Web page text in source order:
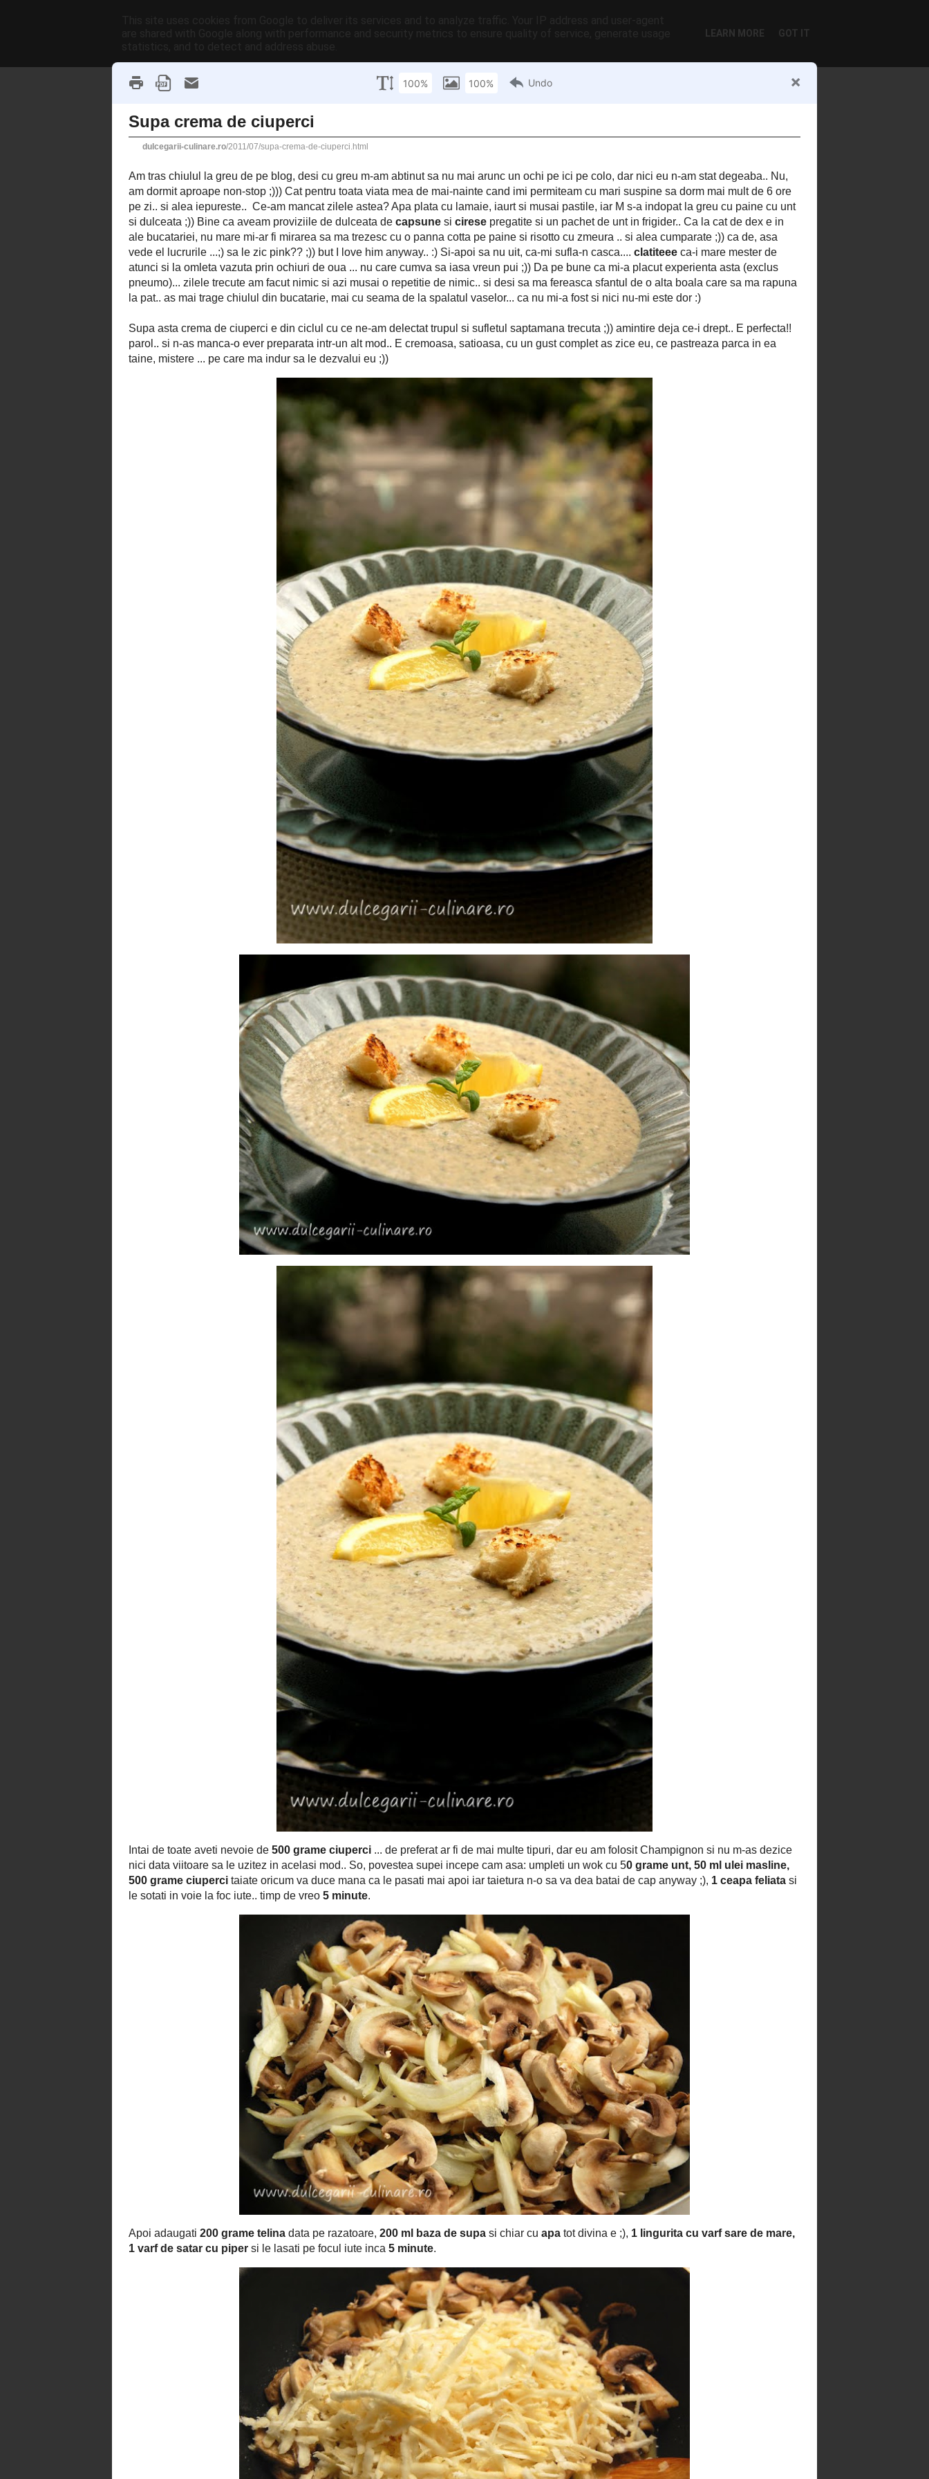
9 IULIE 2011
Supa crema de ciuperci
Am tras chiulul la greu de pe blog, desi cu greu m-am abtinut sa nu mai arunc un ochi pe ici pe colo,
dar nici eu n-am stat degeaba.. Nu, am dormit aproape non-stop ;))) Cat pentru toata viata mea de
mai-nainte cand imi permiteam cu mari suspine sa dorm mai mult de 6 ore pe zi.. si alea iepureste..
Ce-am mancat zilele astea? Apa plata cu lamaie, iaurt si musai pastile, iar M s-a indopat la greu cu
paine cu unt si dulceata ;)) Bine ca aveam proviziile de dulceata decapsunesiciresepregatite si un
pachet de unt in frigider.. Ca la cat de dex e in ale bucatariei, nu mare mi-ar fi mirarea sa ma trezesc
cu o panna cotta pe paine si risotto cu zmeura .. si alea cumparate ;)) ca de, asa vede el lucrurile ...;)
sa le zic pink?? ;)) but I love him anyway.. :) Si-apoi sa nu uit, ca-mi sufla-n casca....clatiteeeca-i
mare mester de atunci si la omleta vazuta prin ochiuri de oua ... nu care cumva sa iasa vreun pui ;))
Da pe bune ca mi-a placut experienta asta (exclus pneumo)... zilele trecute am facut nimic si azi
musai o repetitie de nimic.. si desi sa ma fereasca sfantul de o alta boala care sa ma rapuna la pat.. as
mai trage chiulul din bucatarie, mai cu seama de la spalatul vaselor... ca nu mi-a fost si nici nu-mi
este dor :)
Supa asta crema de ciuperci e din ciclul cu ce ne-am delectat trupul si sufletul saptamana trecuta ;))
amintire deja ce-i drept.. E perfecta!! parol.. si n-as manca-o ever preparata intr-un alt mod.. E
cremoasa, satioasa, cu un gust complet as zice eu, ce pastreaza parca in ea taine, mistere ... pe care
ma indur sa le dezvalui eu ;))
500 grame ciuperci... de preferat ar fi de mai multe tipuri, dar eu am
folosit Champignon si nu m-as dezice nici data viitoare sa le uzitez in acelasi mod.. So, povestea
supei incepe cam asa: umpleti un wok cu 50 grame unt, 50 ml ulei masline, 500 grame ciuperci
taiate oricum va duce mana ca le pasati mai apoi iar taietura n-o sa va dea batai de cap anyway ;),1
si le sotati in voie la foc iute.. timp de vreo5 minute.
200 grame telina data pe razatoare,200 ml baza de supasi chiar cuapatot divina e
1 lingurita cu varf sare de mare, 1 varf de satar cu piper si le lasati pe focul iute inca5
Antonina Sofia Sociu
Bucuresti, Romania
Sunt o visătoare cu mâinile în aluat
și culori pe degete. Scriu, gătesc și
pictez ca să dau glas trăirilor care
nu încap mereu în cuvinte. Rețetele
mele sunt adesea pretexte pentru
povești, iar poveștile – o formă de
ai venit în colțul meu de suflet,
unde viața se gustă cu inima.
RASFOIESTE RETETARUL
GOOGLE TRANSLATE
Select Language
PERSOANE INTERESATE
Comentarii
Banana bread & chocolate
Batoane de musli cu fructe
Biscotti cu nuci si curmale
Biscuiti de migdale cu crema de
ciocolata si menta
Blueberry Crumble
Cake cu unt de arahide
Chec cu arome de lamaie,
menta verde si ciocolata
Chec pufosila
Cheesecake cu ciocolata alba si
parfum de menta
Cheesecake cu dovleac copt,
ghimbir si aroma de portocala
Cheesecake cu dulce de leche
Chocolate Brownies = Negrese
Ciocolata de casa cu alune de
Clatite misterioase
Cookies
Corabioare la Marea Neagra
Cupcakes cu ciocolata si
Cupcakes cu unt de arahide si
glazura de ciocolata
Fudge de ciocolata cu cirese
deshidratate
Fursecuri cu ciocolata / Cookies
Fursecuri cu levantica si
scortisoara
Gogosi
Lemon curd
Marshmallow fondant
Mini-tarte cu ganache de
ciocolata si dulce de leche
Mousse de ciocolata
Muffins cu chipsuri de ciocolata
Muffins cu ciocolata si
marshmallows de mere
Muffins cu visine
Napolitane cu ciocolata de casa
Pancakes cu fructe de padure
Pandispan cu cirese
Panna cotta cu fructe de padure
Peach Tarte Tatin
dulce si afine
Prajitura cu ciocolata si fructe
de padure
Prajitura cu fructe uscate
Sarailie
Scones
Scovergi vs trandafiri
Stelute din aluat fraged
Tarta cu cirese
Tarta cu crema de vanilie si
capsune
Tarta cu dovleac
Tarta cu mascarpone si capsune
Tarta cu mascarpone, mure,
zmeura si aroma de menta
Tiramisu cu fructe de padure
Tiramisu cu iz de castane
Tort aniversar cu mousse de
piersici
Tort cu arome exotice
alcoolizate
Tort cu mousse de ciocolata,
Tort de ciocolata si caramel
Tort de Craciun
Tort racoros cu cirese si mousse
de menta
Tort racoros cu menta si
portocale
Tort simplu cu frisca si piersici
Whoopie pie cu crema
mascarpone
LEARN MORE GOT IT